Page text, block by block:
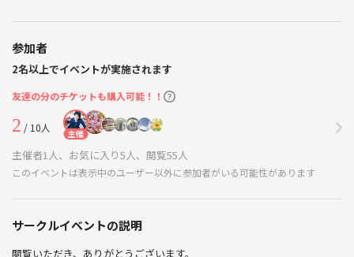
参加者
2名以上でイベントが実施されます
友達の分のチケットも購入可能！！
2 / 10人 主催
主催者1人、お気に入り5人、閲覧55人
このイベントは表示中のユーザー以外に参加者がいる可能性があります
サークルイベントの説明
閲覧いただき、ありがとうございます。